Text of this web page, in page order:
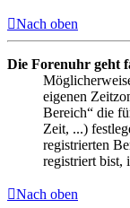
Nach oben
Die Forenuhr geht
eigenen
Bereich“ die
Zeit, ...)
registrierten
registriert bist,
Nach oben